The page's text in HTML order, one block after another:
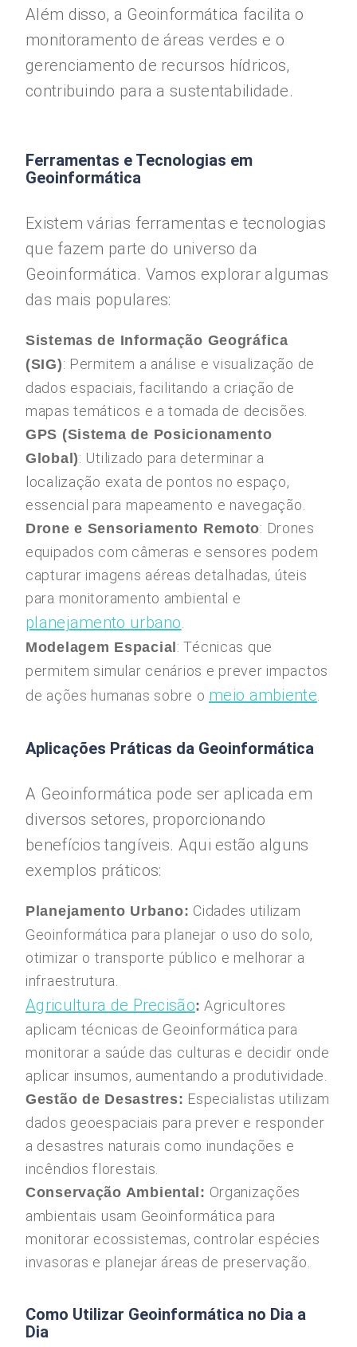
Além disso, a Geoinformática facilita o
monitoramento de áreas verdes e o
gerenciamento de recursos hídricos,
contribuindo para a sustentabilidade.
Ferramentas e Tecnologias em
Geoinformática
Existem várias ferramentas e tecnologias
que fazem parte do universo da
Geoinformática. Vamos explorar algumas
das mais populares:
Sistemas de Informação Geográfica
(SIG): Permitem a análise e visualização de
dados espaciais, facilitando a criação de
mapas temáticos e a tomada de decisões.
GPS (Sistema de Posicionamento
Global): Utilizado para determinar a
localização exata de pontos no espaço,
essencial para mapeamento e navegação.
Drone e Sensoriamento Remoto: Drones
equipados com câmeras e sensores podem
capturar imagens aéreas detalhadas, úteis
para monitoramento ambiental e
planejamento urbano
Modelagem Espacial : Técnicas que
permitem simular cenários e prever impactos
de ações humanas sobre o meio ambiente
Aplicações Práticas da Geoinformática
A Geoinformática pode ser aplicada em
diversos setores, proporcionando
benefícios tangíveis. Aqui estão alguns
exemplos práticos:
Planejamento Urbano: Cidades utilizam
Geoinformática para planejar o uso do solo,
otimizar o transporte público e melhorar a
infraestrutura.
Agricultura de Precisão: Agricultores
aplicam técnicas de Geoinformática para
monitorar a saúde das culturas e decidir onde
aplicar insumos, aumentando a produtividade.
Gestão de Desastres: Especialistas utilizam
dados geoespaciais para prever e responder
a desastres naturais como inundações e
incêndios florestais.
Conservação Ambiental: Organizações
ambientais usam Geoinformática para
monitorar ecossistemas, controlar espécies
invasoras e planejar áreas de preservação.
Como Utilizar Geoinformática no Dia a
Dia